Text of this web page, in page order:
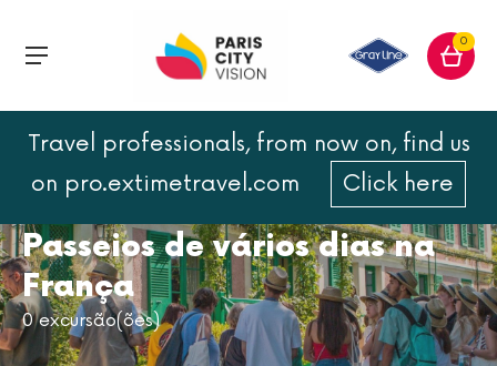
0
Travel professionals, from now on, find us
on pro.extimetravel.com
Click here
Página inicial
Passeios de vários dias na França
Passeios de vários dias na
França
0 excursão(ões)